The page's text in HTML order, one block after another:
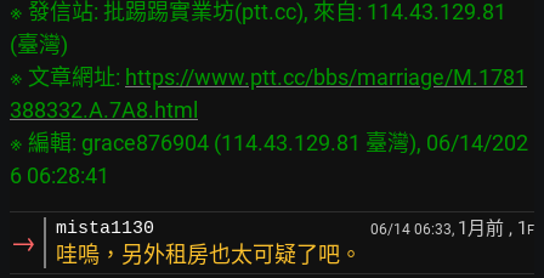
※ 發信站: 批踢踢實業坊(ptt.cc), 來自: 114.43.129.81
(臺灣)
※ 文章網址: https://www.ptt.cc/bbs/marriage/M.1781
388332.A.7A8.html
※ 編輯: grace876904 (114.43.129.81 臺灣), 06/14/202
→ mista1130 06/14 06:33, 1月前 , 1 F
哇嗚，另外租房也太可疑了吧。